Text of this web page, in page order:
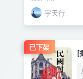
宇天行
已下架
[